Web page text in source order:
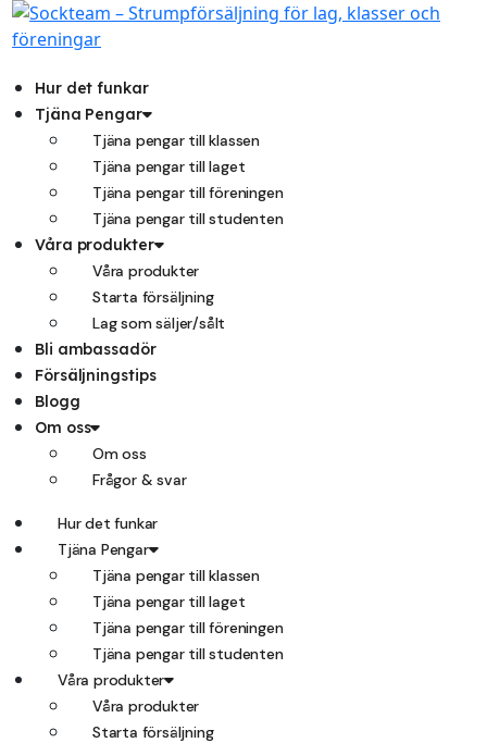
Hoppa
till
Hur det funkar
Tjäna Pengar
Tjäna pengar till klassen
Tjäna pengar till laget
Tjäna pengar till föreningen
Tjäna pengar till studenten
Våra produkter
Våra produkter
Starta försäljning
Lag som säljer/sålt
Bli ambassadör
Försäljningstips
Blogg
Om oss
Om oss
Frågor & svar
Hur det funkar
Tjäna Pengar
Tjäna pengar till klassen
Tjäna pengar till laget
Tjäna pengar till föreningen
Tjäna pengar till studenten
Våra produkter
Våra produkter
Starta försäljning